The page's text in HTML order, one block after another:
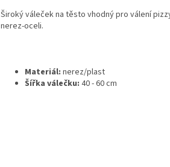
Široký váleček na těsto vhodný pro válení
nerez-oceli.
Materiál: nerez/plast
Šířka válečku: 40 - 60 cm